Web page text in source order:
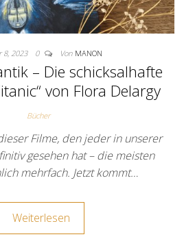
8, 2023 0 Von MANON
– Die schicksalhafte
von Flora Delargy
Bücher
Filme, den jeder in unserer
gesehen hat – die meisten
mehrfach. Jetzt kommt…
Weiterlesen